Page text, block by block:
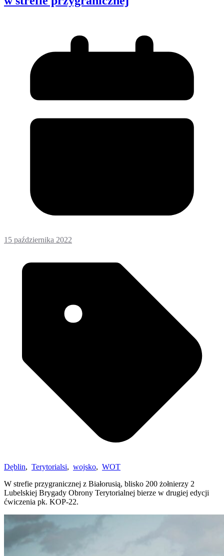
15 października 2022
Dęblin, Terytorialsi, wojsko, WOT
W strefie przygranicznej z Białorusią, blisko 200 żołnierzy 2
Lubelskiej Brygady Obrony Terytorialnej bierze w drugiej edycji
ćwiczenia pk. KOP-22.